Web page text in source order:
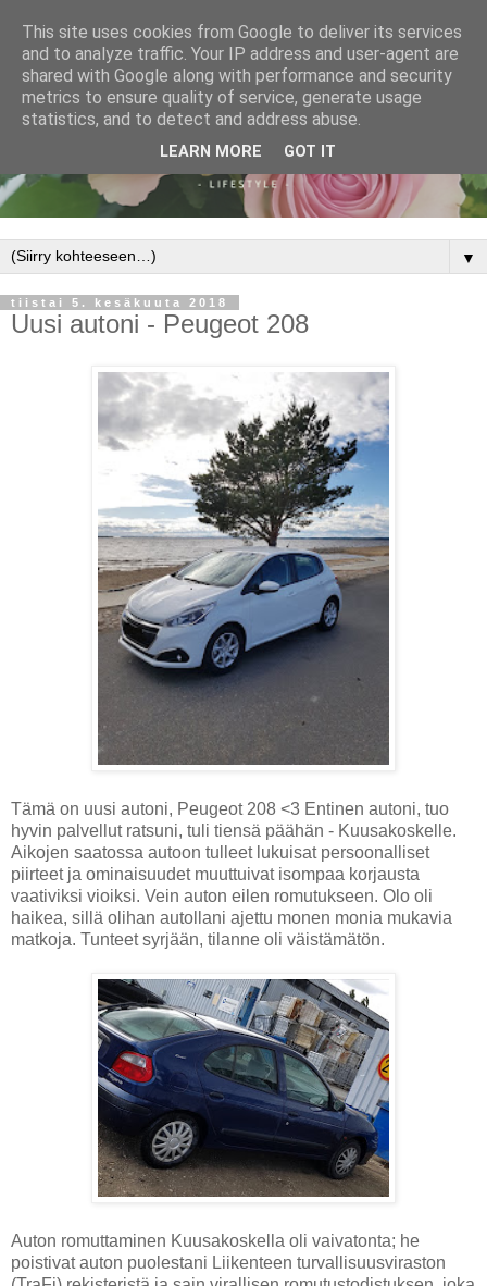
▼
tiistai 5. kesäkuuta 2018
Uusi autoni - Peugeot 208
Tämä on uusi autoni, Peugeot 208 <3 Entinen autoni, tuo
hyvin palvellut ratsuni, tuli tiensä päähän - Kuusakoskelle.
Aikojen saatossa autoon tulleet lukuisat persoonalliset
piirteet ja ominaisuudet muuttuivat isompaa korjausta
vaativiksi vioiksi. Vein auton eilen romutukseen. Olo oli
haikea, sillä olihan autollani ajettu monen monia mukavia
matkoja. Tunteet syrjään, tilanne oli väistämätön.
Auton romuttaminen Kuusakoskella oli vaivatonta; he
poistivat auton puolestani Liikenteen turvallisuusviraston
This site uses cookies from Google to deliver its services
and to analyze traffic. Your IP address and user-agent are
shared with Google along with performance and security
metrics to ensure quality of service, generate usage
statistics, and to detect and address abuse.
LEARN MORE GOT IT